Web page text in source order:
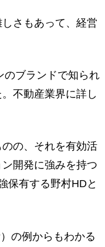
さもあって、経営
ブランドで知られ
不動産業界に詳し
の、それを有効活
開発に強みを持つ
保有する野村HDと
の例からもわかる